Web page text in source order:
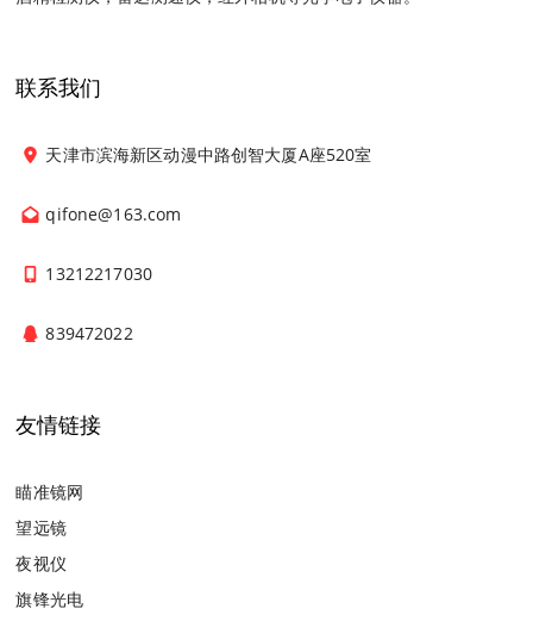
联系我们
天津市滨海新区动漫中路创智大厦A座520室
qifone@163.com
13212217030
839472022
友情链接
瞄准镜网
望远镜
夜视仪
旗锋光电